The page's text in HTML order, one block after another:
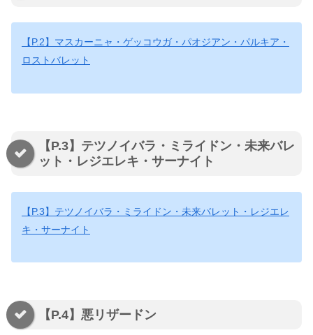
【P.2】マスカーニャ・ゲッコウガ・パオジアン・パルキア・
ロストバレット
【P.3】テツノイバラ・ミライドン・未来バレ
ット・レジエレキ・サーナイト
【P.3】テツノイバラ・ミライドン・未来バレット・レジエレ
キ・サーナイト
【P.4】悪リザードン